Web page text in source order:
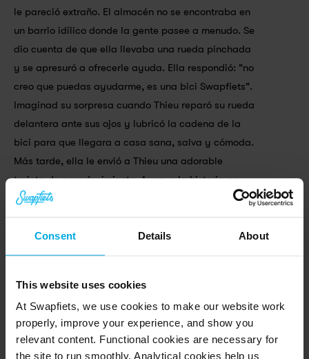
Consent Details About
This website uses cookies
At Swapfiets, we use cookies to make our website work
properly, improve your experience, and show you
relevant content. Functional cookies are necessary for
the site to run smoothly. Analytical cookies help us
le pareció extraño. El almacén no se encontraba en
un barrio idílico donde la gente pasee a menudo. Se
dio cuenta de que ella llevaba una rueda pinchada
y se apresuró a ofrecerle ayuda. Ella respondió: "no
creo que puedas ayudarme, es una bici Swapfiets".
Imaginad su sorpresa cuando Thieu reparó su rueda
delantera ante sus ojos y lubricó la cadena de la
bici para que llegara a casa sana, salva y cómoda.
Más tarde, ella le envió a Thieu una adorable
tarjeta de agradecimiento. Aunque la historia no
acabó en boda, recordad que hacer el bien también
sienta bien.